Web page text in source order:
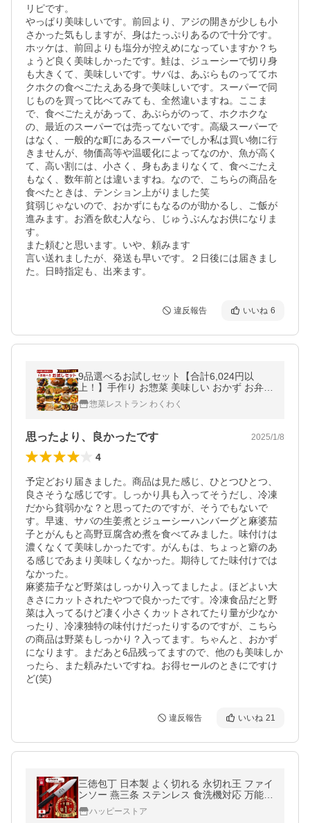
リピです。
やっぱり美味しいです。前回より、アジの開きが少しも小
さかった気もしますが、身はたっぷりあるので十分です。
ホッケは、前回よりも塩分が控えめになっていますか？ち
ょうど良く美味しかったです。鮭は、ジューシーで切り身
も大きくて、美味しいです。サバは、あぶらものっててホ
クホクの食べごたえある身で美味しいです。スーパーで同
じものを買って比べてみても、全然違いますね。ここま
で、食べごたえがあって、あぶらがのって、ホクホクな
の、最近のスーパーでは売ってないです。高級スーパーで
はなく、一般的な町にあるスーパーでしか私は買い物に行
きませんが、物価高等や温暖化によってなのか、魚が高く
て、高い割には、小さく、身もあまりなくて、食べごたえ
もなく、数年前とは違いますね。なので、こちらの商品を
食べたときは、テンション上がりました笑
貧弱じゃないので、おかずにもなるのが助かるし、ご飯が
進みます。お酒を飲む人なら、じゅうぶんなお供になりま
す。
また頼むと思います。いや、頼みます
言い送れましたが、発送も早いです。２日後には届きまし
た。日時指定も、出来ます。
違反報告 いいね 6
9品選べるお試しセット【合計6,024円以
上！】手作り お惣菜 美味しい おかず お弁当
冷凍惣菜 冷凍食品 ギフト 贈答品 時短
惣菜レストラン わくわく
思ったより、良かったです 2025/1/8
4
予定どおり届きました。商品は見た感じ、ひとつひとつ、
良さそうな感じです。しっかり具も入ってそうだし、冷凍
だから貧弱かな？と思ってたのですが、そうでもないで
す。早速、サバの生姜煮とジューシーハンバーグと麻婆茄
子とがんもと高野豆腐含め煮を食べてみました。味付けは
濃くなくて美味しかったです。がんもは、ちょっと癖のあ
る感じであまり美味しくなかった。期待してた味付けでは
なかった。
麻婆茄子など野菜はしっかり入ってましたよ。ほどよい大
きさにカットされたやつで良かったです。冷凍食品だと野
菜は入ってるけど凄く小さくカットされてたり量が少なか
ったり、冷凍独特の味付けだったりするのですが、こちら
の商品は野菜もしっかり？入ってます。ちゃんと、おかず
になります。まだあと6品残ってますので、他のも美味しか
ったら、また頼みたいですね。お得セールのときにですけ
ど(笑)
違反報告 いいね 21
三徳包丁 日本製 よく切れる 永切れ王 ファイ
ンソー 燕三条 ステンレス 食洗機対応 万能包
丁 和包丁 TV放映 猫 切れ味 長持ち ほうちょ
う ナイフ 調理器具
ハッピーストア